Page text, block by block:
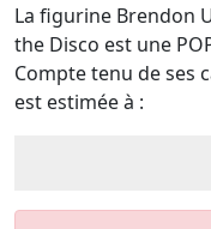
La figurine Brendon
the Disco est une
Compte tenu de ses
est estimée à :